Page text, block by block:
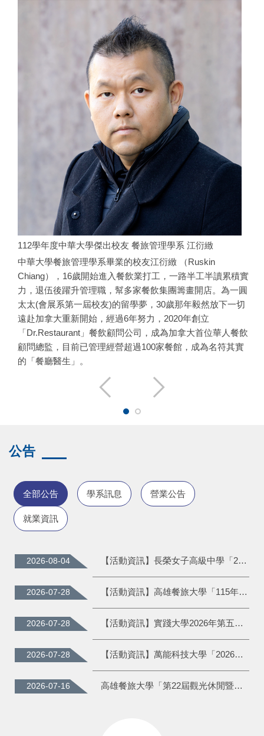
112學年度中華大學傑出校友 餐旅管理學系 江衍緻
中華大學餐旅管理學系畢業的校友江衍緻 （Ruskin
Chiang），16歲開始進入餐飲業打工，一路半工半讀累積實
力，退伍後躍升管理職，幫多家餐飲集團籌畫開店。為一圓
太太(會展系第一屆校友)的留學夢，30歲那年毅然放下一切
遠赴加拿大重新開始，經過6年努力，2020年創立
「Dr.Restaurant」餐飲顧問公司，成為加拿大首位華人餐飲
顧問總監，目前已管理經營超過100家餐館，成為名符其實
的「餐廳醫生」。
公告
全部公告 學系訊息 營業公告
就業資訊
2026-08-04 【活動資訊】長榮女子高級中學「2026第12屆港都盃海洋永續餐飲創意大賽」。
2026-07-28 【活動資訊】高雄餐旅大學「115年青年廚師挑戰國際廚藝競賽培訓共學圈暨模擬廚藝競賽」。
2026-07-28 【活動資訊】實踐大學2026年第五屆「養生鹿茸。膳食新秀」。
2026-07-28 【活動資訊】萬能科技大學「2026萬能盃全國『ESG 創新永續旅遊』遊程規劃競賽」。
2026-07-16 高雄餐旅大學「第22屆觀光休閒暨餐旅產業永續經營學術 研討會」徵稿啟事。